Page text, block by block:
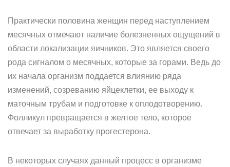
Практически половина женщин перед наступлением
месячных отмечают наличие болезненных ощущений в
области локализации яичников. Это является своего
рода сигналом о месячных, которые за горами. Ведь до
их начала организм поддается влиянию ряда
изменений, созреванию яйцеклетки, ее выходу к
маточным трубам и подготовке к оплодотворению.
Фолликул превращается в желтое тело, которое
отвечает за выработку прогестерона.
В некоторых случаях данный процесс в организме